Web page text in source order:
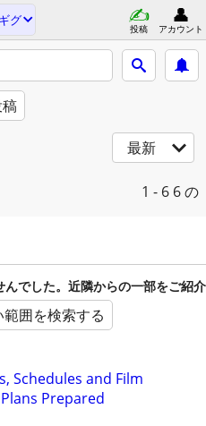
グ
投稿 アカウント
最新
1 - 6 6 の
でした。近隣からの一部をご紹介
範囲を検索する
Schedules and Film
Prepared